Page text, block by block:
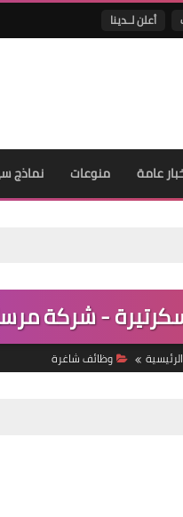
أعلن لــدينا
عامة منوعات نماذج
- شركة
وظائف شاغرة